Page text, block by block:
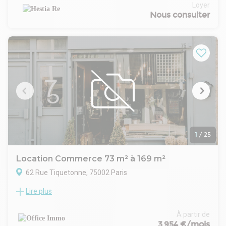
(30 postes)
Construction :
Date (dernière mise à jour) : 2026-08-06
Bail : Contrat de prestations de services
Honoraires / Location: À la charge du preneur
Honoraires / Caract. : 10% HT du montant de la redevance
annuelle
Commentaires: Loyer pour le 2 et 3ème étage : 179 000 EUR
soit 497 EUR/postes
Loyer pour le 5ème : 166 500 EUR soit 513 EUR/postes
Loyer tout inclus (charges, fiscalité, Mobilier neuf, Ménage
quotidien, Internet, Electricité, Entretien des équipements
(climatisation, extincteurs), Dépannage menues réparations)
Loyer
Nous consulter
1 / 25
Location Commerce 73 m² à 169 m²
62 Rue Tiquetonne, 75002 Paris
A proximité immédiate du métro et de la rue du Louvre et de
Au rez-de-chaussée sur cour d' un immeuble de bon
standing.
Lire plus
À partir de